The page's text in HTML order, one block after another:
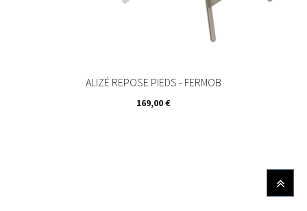
ALIZÉ REPOSE PIEDS - FERMOB
Prix
169,00 €